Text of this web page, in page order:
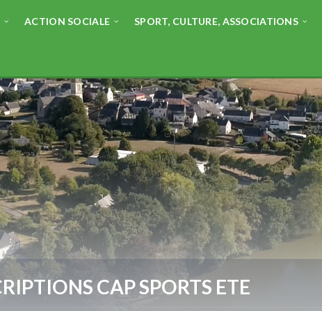
ACTION SOCIALE SPORT, CULTURE, ASSOCIATIONS
CAP SPORTS ETE